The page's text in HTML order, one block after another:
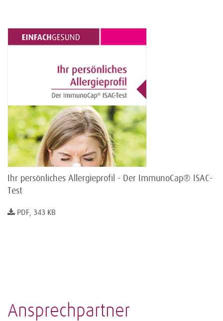
Ihr persönliches Allergieprofil - Der ImmunoCap® ISAC-
Test
PDF, 343 KB
Ansprechpartner